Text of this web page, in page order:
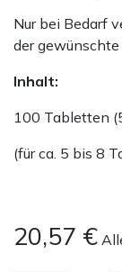
Nur bei Bedarf
der
Inhalt:
100 Tabletten
(für ca. 5 bis 8
20,57 €